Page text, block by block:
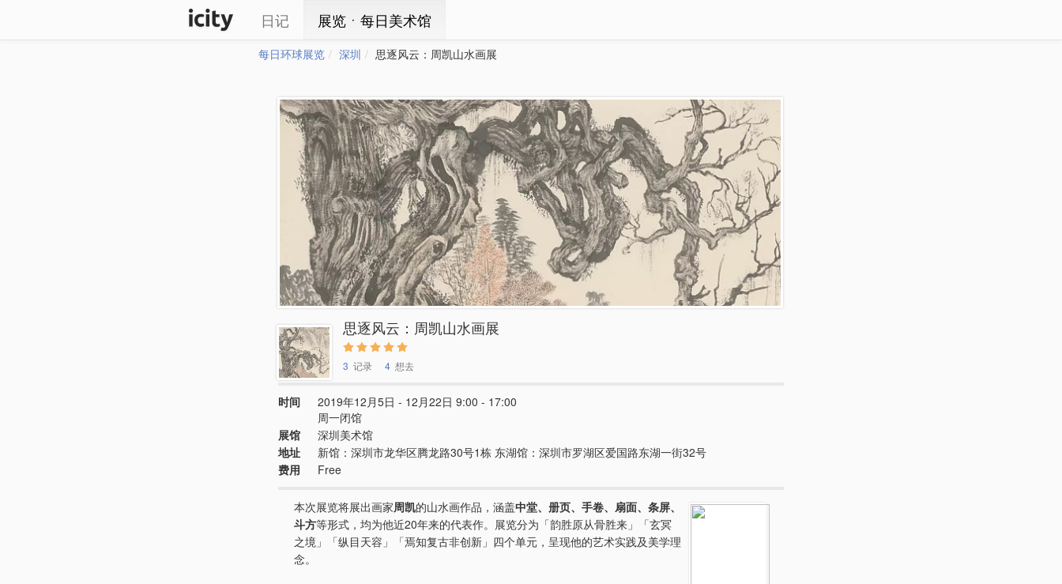
日记 展览ㆍ每日美术馆
每日环球展览 深圳 思逐风云：周凯山水画展
思逐风云：周凯山水画展
3 记录 4 想去
时间
2019年12月5日 - 12月22日 9:00 - 17:00
周一闭馆
展馆
深圳美术馆
地址
新馆：深圳市龙华区腾龙路30号1栋 东湖馆：深圳市罗湖区爱国路东湖一街32号
费用
Free
本次展览将展出画家周凯的山水画作品，涵盖中堂、册页、手卷、扇面、条屏、
斗方等形式，均为他近20年来的代表作。展览分为「韵胜原从骨胜来」「玄冥
之境」「纵目天容」「焉知复古非创新」四个单元，呈现他的艺术实践及美学理
念。